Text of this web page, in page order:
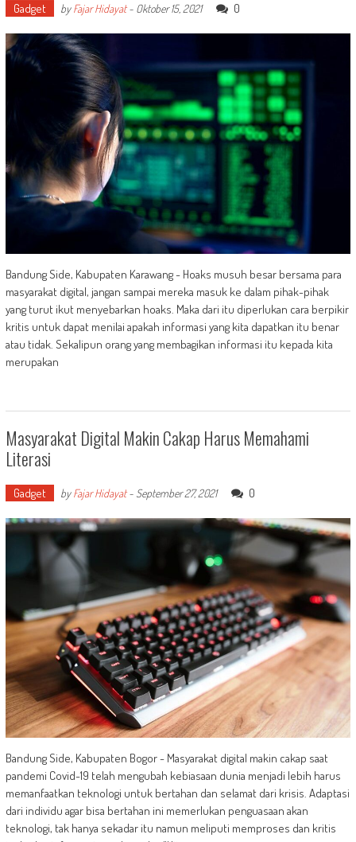
Gadget byFajar Hidayat- Oktober 15, 2021 0
Bandung Side, Kabupaten Karawang - Hoaks musuh besar bersama para
masyarakat digital, jangan sampai mereka masuk ke dalam pihak-pihak
yang turut ikut menyebarkan hoaks. Maka dari itu diperlukan cara berpikir
kritis untuk dapat menilai apakah informasi yang kita dapatkan itu benar
atau tidak. Sekalipun orang yang membagikan informasi itu kepada kita
merupakan
Masyarakat Digital Makin Cakap Harus Memahami
Literasi
Gadget byFajar Hidayat- September 27, 2021 0
Bandung Side, Kabupaten Bogor - Masyarakat digital makin cakap saat
pandemi Covid-19 telah mengubah kebiasaan dunia menjadi lebih harus
memanfaatkan teknologi untuk bertahan dan selamat dari krisis. Adaptasi
dari individu agar bisa bertahan ini memerlukan penguasaan akan
teknologi, tak hanya sekadar itu namun meliputi memproses dan kritis